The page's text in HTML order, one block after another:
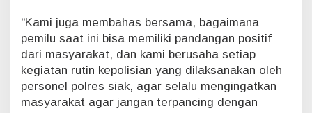
“Kami juga membahas bersama, bagaimana
pemilu saat ini bisa memiliki pandangan positif
dari masyarakat, dan kami berusaha setiap
kegiatan rutin kepolisian yang dilaksanakan oleh
personel polres siak, agar selalu mengingatkan
masyarakat agar jangan terpancing dengan